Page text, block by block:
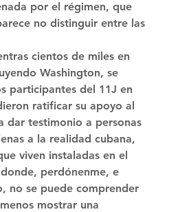
por el régimen, que
no distinguir entre las
cientos de miles en
Washington, se
participantes del 11J en
ratificar su apoyo al
dar testimonio a personas
a la realidad cubana,
viven instaladas en el
perdónenme, e
no se puede comprender
mostrar una